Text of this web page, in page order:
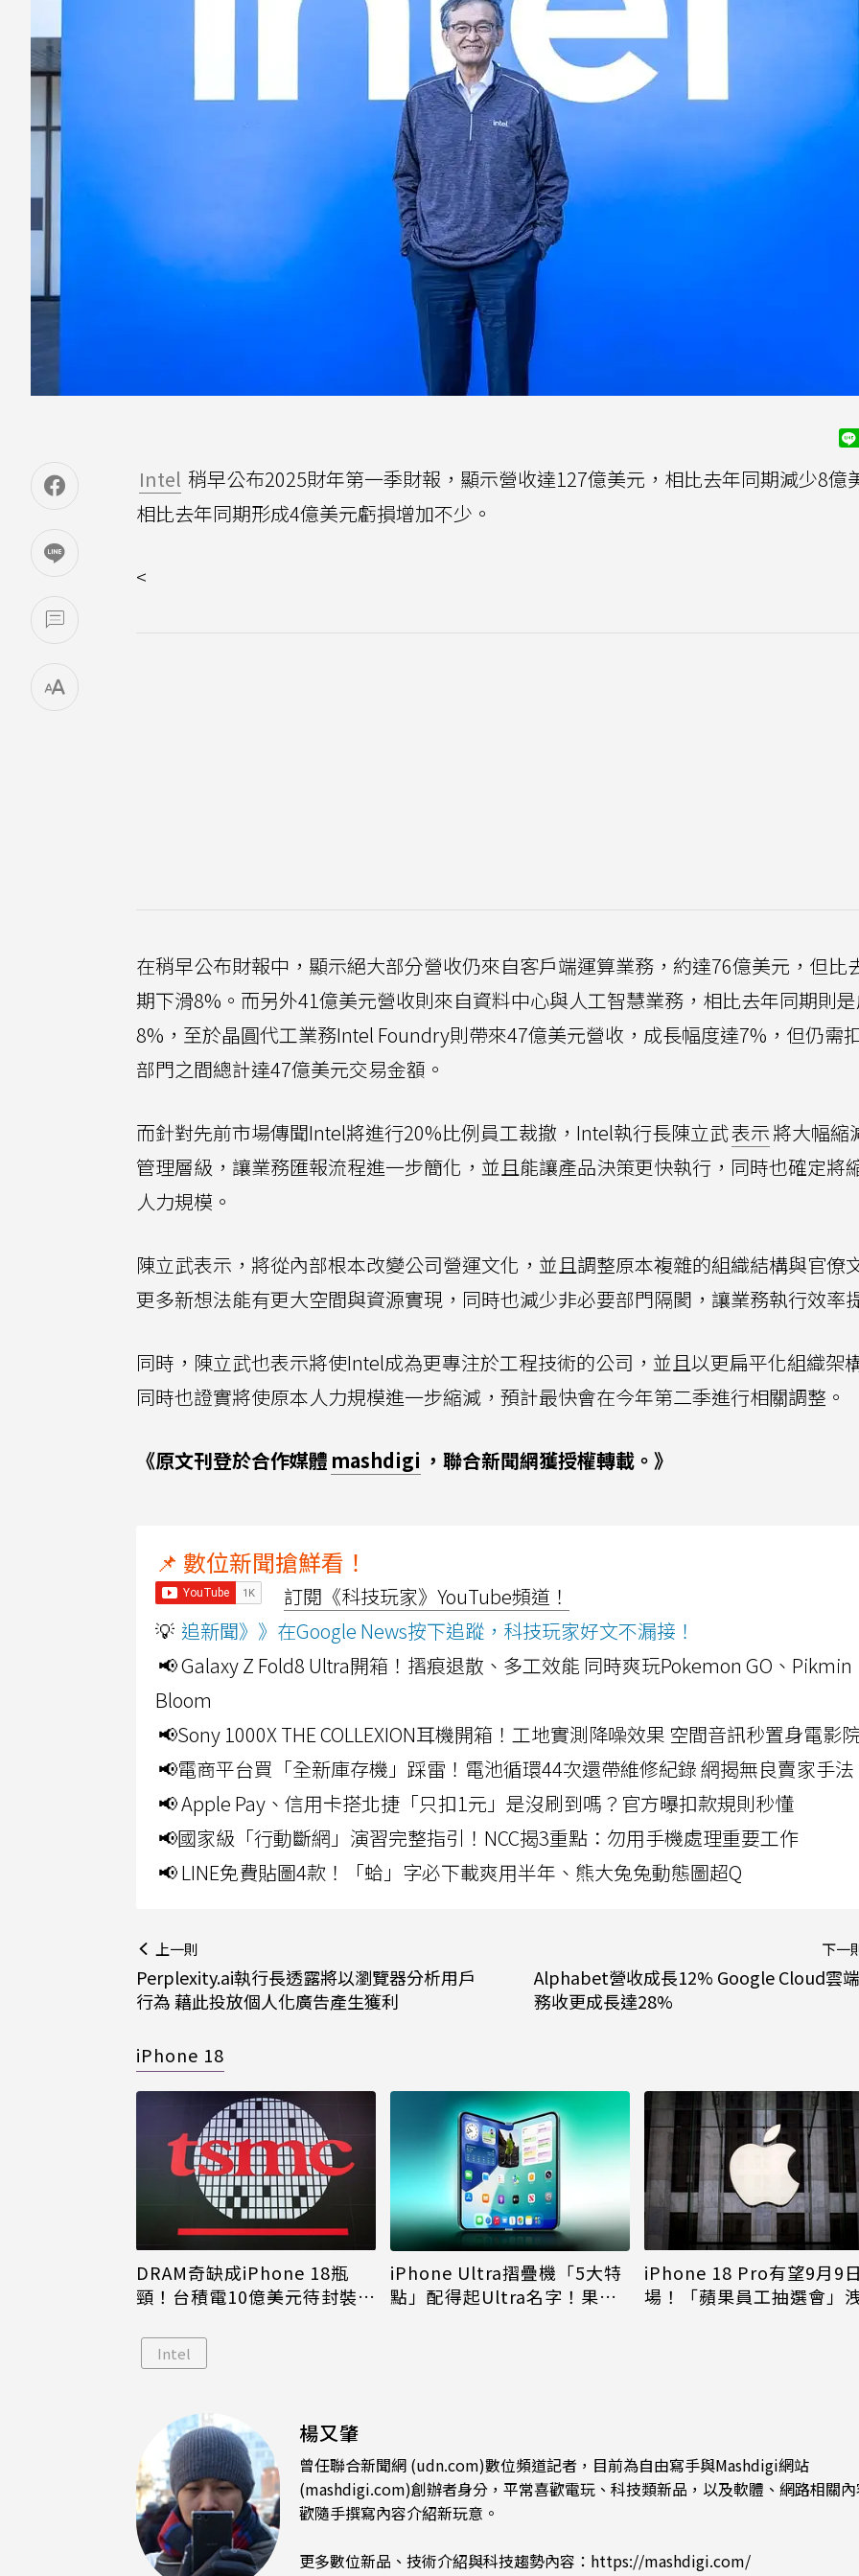
Intel 稍早公布2025財年第一季財報，顯示營收達127億美元，相比去年同期減少8億
相比去年同期形成4億美元虧損增加不少。
<
在稍早公布財報中，顯示絕大部分營收仍來自客戶端運算業務，約達76億美元，但比
期下滑8%。而另外41億美元營收則來自資料中心與人工智慧業務，相比去年同期則
8%，至於晶圓代工業務Intel Foundry則帶來47億美元營收，成長幅度達7%，但仍需
部門之間總計達47億美元交易金額。
而針對先前市場傳聞Intel將進行20%比例員工裁撤，Intel執行長陳立武表示將大幅縮
管理層級，讓業務匯報流程進一步簡化，並且能讓產品決策更快執行，同時也確定將
人力規模。
陳立武表示，將從內部根本改變公司營運文化，並且調整原本複雜的組織結構與官僚
更多新想法能有更大空間與資源實現，同時也減少非必要部門隔閡，讓業務執行效率
同時，陳立武也表示將使Intel成為更專注於工程技術的公司，並且以更扁平化組織架
同時也證實將使原本人力規模進一步縮減，預計最快會在今年第二季進行相關調整。
《原文刊登於合作媒體 mashdigi ，聯合新聞網獲授權轉載。》
📌 數位新聞搶鮮看！
訂閱《科技玩家》YouTube頻道！
💡 追新聞》》在Google News按下追蹤，科技玩家好文不漏接！
📢 Galaxy Z Fold8 Ultra開箱！摺痕退散、多工效能 同時爽玩Pokemon GO、Pikmin
Bloom
📢Sony 1000X THE COLLEXION耳機開箱！工地實測降噪效果 空間音訊秒置身電影
📢電商平台買「全新庫存機」踩雷！電池循環44次還帶維修紀錄 網揭無良賣家手法
📢 Apple Pay、信用卡搭北捷「只扣1元」是沒刷到嗎？官方曝扣款規則秒懂
📢國家級「行動斷網」演習完整指引！NCC揭3重點：勿用手機處理重要工作
📢 LINE免費貼圖4款！「蛤」字必下載爽用半年、熊大兔兔動態圖超Q
上一則
Perplexity.ai執行長透露將以瀏覽器分析用戶
行為 藉此投放個人化廣告產生獲利
下一
Alphabet營收成長12% Google Cloud雲
務收更成長達28%
iPhone 18
DRAM奇缺成iPhone 18瓶
頸！台積電10億美元待封裝晶
iPhone Ultra摺疊機「5大特
點」配得起Ultra名字！果粉
iPhone 18 Pro有望9月9
場！「蘋果員工抽選會」
Intel
楊又肇
曾任聯合新聞網 (udn.com)數位頻道記者，目前為自由寫手與Mashdigi網站
(mashdigi.com)創辦者身分，平常喜歡電玩、科技類新品，以及軟體、網路相關
歡隨手撰寫內容介紹新玩意。
更多數位新品、技術介紹與科技趨勢內容： https://mashdigi.com/